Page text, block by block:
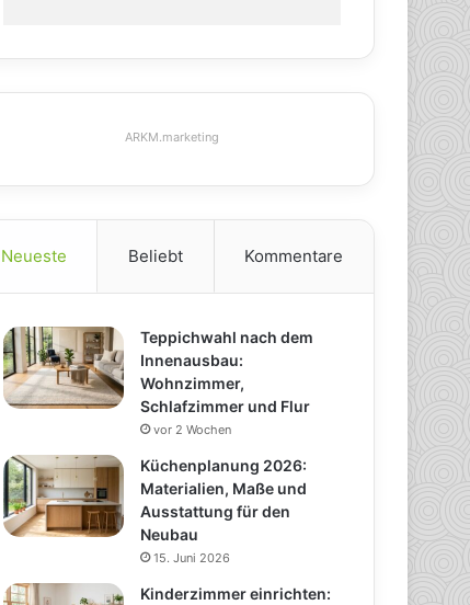
ARKM.marketing
Neueste Beliebt Kommentare
Teppichwahl nach dem
Innenausbau:
Wohnzimmer,
Schlafzimmer und Flur
vor 2 Wochen
Küchenplanung 2026:
Materialien, Maße und
Ausstattung für den
Neubau
15. Juni 2026
Kinderzimmer einrichten: